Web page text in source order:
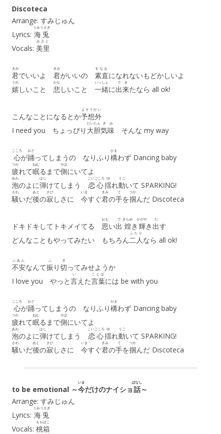
Discoteca
Arrange: すみじゅん
Lyrics: 海兎
うみうさぎ
Vocals: 美里
みさと
君
きみ
でいいよ 君
きみ
がいいの 素直
すなお
になれないもどかしいよ
嬉
うれ
しいこと 悲
かな
しいこと 一緒
いっしょ
に出
で
来
き
たなら all ok!
こんなことになるとか予想外
よそうがい
I need you ちょっぴり 大胆
だいたん
気味
ぎみ
そんな my way
心
こころ
が踊
おど
ってしまうの なりふり構
かま
わず Dancing baby
疲
つか
れて眠
ねむ
るまで側
そば
にいてよ
泡
あわ
のよに弾
はじ
けてしまう 恋心
こいごころ
揺
ゆ
れ動
うご
いて SPARKING!
騒
さわ
いだ後
あと
の寂
さび
しさに 今
いま
すぐ君
きみ
の手
て
を掴
つか
んだ Discoteca
ドキドキしてトキメイてる 思
おも
い出
で
煌
きらめ
き 輝
かがや
き 出
だ
す
どんなこともやってみたい もちろん二人
ふたり
なら all ok!
不安
ふあん
なんて振
ふ
り切
き
ってみせようか
I love you やっと言
い
えた言葉
ことば
には be with you
心
こころ
が踊
おど
ってしまうの なりふり構
かま
わず Dancing baby
疲
つか
れて眠
ねむ
るまで側
そば
にいてよ
泡
あわ
のよに弾
はじ
けてしまう 恋心
こいごころ
揺
ゆ
れ動
うご
いて SPARKING!
騒
さわ
いだ後
あと
の寂
さび
しさに 今
いま
すぐ君
きみ
の手
て
を掴
つか
んだ Discoteca
to be emotional ～今
いま
だけのナイショ話
ばなし
～
Arrange: すみじゅん
Lyrics: 海兎
うみうさぎ
Vocals: 桃箱
ももばこ